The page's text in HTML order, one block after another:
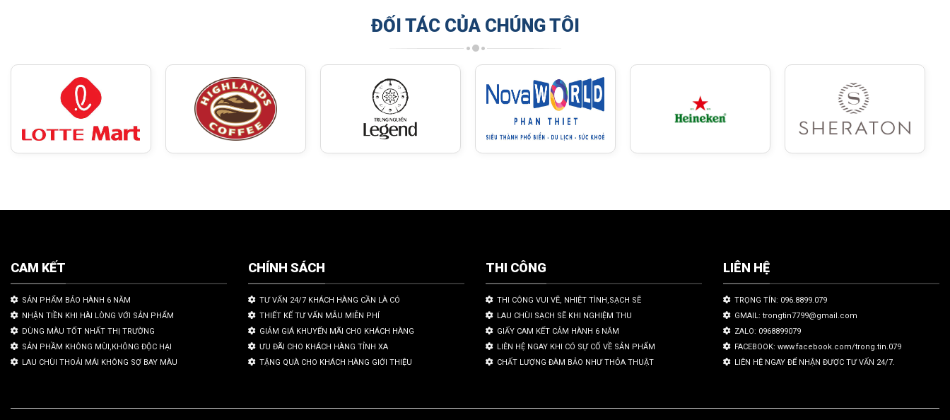
ĐỐI TÁC CỦA CHÚNG TÔI
CAM KẾT
SẢN PHẨM BẢO HÀNH 6 NĂM
NHẬN TIỀN KHI HÀI LÒNG VỚI SẢN PHẨM
DÙNG MÀU TỐT NHẤT THỊ TRƯỜNG
SẢN PHẦM KHÔNG MÙI,KHÔNG ĐỘC HẠI
LAU CHÙI THOẢI MÁI KHÔNG SỢ BAY MÀU
CHÍNH SÁCH
TƯ VẤN 24/7 KHÁCH HÀNG CẦN LÀ CÓ
THIẾT KẾ TƯ VẤN MẪU MIỄN PHÍ
GIẢM GIÁ KHUYẾN MÃI CHO KHÁCH HÀNG
ƯU ĐÃI CHO KHÁCH HÀNG TỈNH XA
TẶNG QUÀ CHO KHÁCH HÀNG GIỚI THIỆU
THI CÔNG
THI CÔNG VUI VẼ, NHIỆT TÌNH,SẠCH SẼ
LAU CHÙI SẠCH SẼ KHI NGHIỆM THU
GIẤY CAM KẾT CẢM HÀNH 6 NĂM
LIÊN HỆ NGAY KHI CÓ SỰ CỐ VỀ SẢN PHẨM
CHẤT LƯỢNG ĐÀM BẢO NHƯ THỎA THUẬT
LIÊN HỆ
TRỌNG TÍN: 096.8899.079
GMAIL: trongtin7799@gmail.com
ZALO: 0968899079
FACEBOOK: www.facebook.com/trong.tin.079
LIÊN HỆ NGAY ĐỂ NHẬN ĐƯỢC TƯ VẤN 24/7.